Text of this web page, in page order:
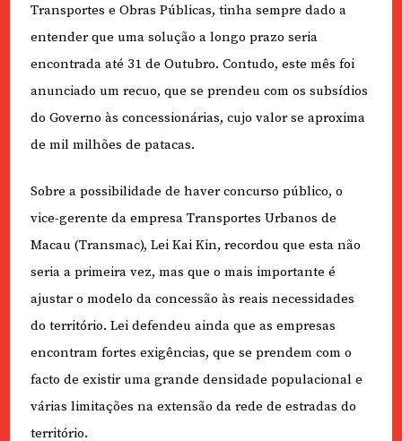
Transportes e Obras Públicas, tinha sempre dado a
entender que uma solução a longo prazo seria
encontrada até 31 de Outubro. Contudo, este mês foi
anunciado um recuo, que se prendeu com os subsídios
do Governo às concessionárias, cujo valor se aproxima
de mil milhões de patacas.
Sobre a possibilidade de haver concurso público, o
vice-gerente da empresa Transportes Urbanos de
Macau (Transmac), Lei Kai Kin, recordou que esta não
seria a primeira vez, mas que o mais importante é
ajustar o modelo da concessão às reais necessidades
do território. Lei defendeu ainda que as empresas
encontram fortes exigências, que se prendem com o
facto de existir uma grande densidade populacional e
várias limitações na extensão da rede de estradas do
território.